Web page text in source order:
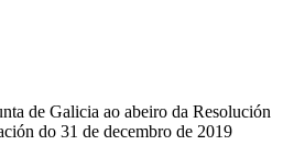
de Galicia ao abeiro da Resolución
do 31 de decembro de 2019